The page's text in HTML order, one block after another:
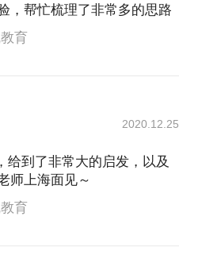
，帮忙梳理了非常多的思路
育
2020.12.25
给到了非常大的启发，以及
师上海面见～
育